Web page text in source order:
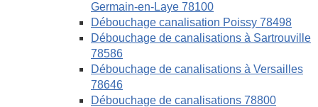
Germain-en-Laye 78100
Débouchage canalisation Poissy 78498
Débouchage de canalisations à Sartrouville
78586
Débouchage de canalisations à Versailles
78646
Débouchage de canalisations 78800